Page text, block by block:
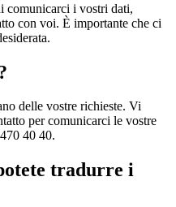
comunicarci i vostri dati,
con voi. È importante che ci
delle vostre richieste. Vi
per comunicarci le vostre
40 40.
tradurre i